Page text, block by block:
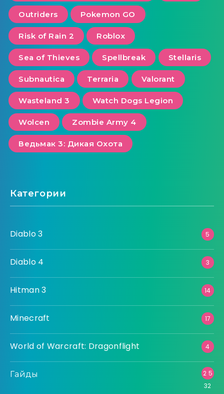
Outriders Pokemon GO
Risk of Rain 2 Roblox
Sea of ​​Thieves Spellbreak Stellaris
Subnautica Terraria Valorant
Wasteland 3 Watch Dogs Legion
Wolcen Zombie Army 4
Ведьмак 3: Дикая Охота
Категории
Diablo 3 5
Diablo 4 3
Hitman 3 14
Minecraft 17
World of Warcraft: Dragonflight 4
Гайды
2 5
32